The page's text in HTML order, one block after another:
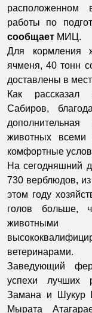
расположенном
работы по
сообщает МИЦ.
Для кормления
ячменя, 40 тонн
доставлены в
Как рассказал
Сабиров,
животных всеми
комфортные
На сегодняшний
730 верблюдов,
этом году
голов больше,
ветеринарами.
Заведующий
успехи лучших
Замана и Шукур
Мырата